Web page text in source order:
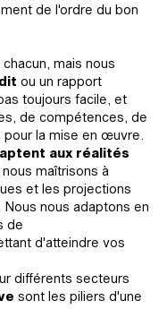
de l'ordre du bon
mais nous
ou un rapport
toujours facile, et
de compétences, de
la mise en œuvre.
aux réalités
nous maîtrisons à
et les projections
nous adaptons en
de
d'atteindre vos
différents secteurs
sont les piliers d'une